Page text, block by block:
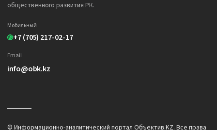
общественного развития РК.
Мобильный
+7 (705) 217-02-17
Email
info@obk.kz
© Информационно-аналитический портал Объектив.KZ. Все права